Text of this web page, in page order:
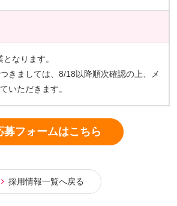
なります。
きましては、8/18以降順次確認の上、メ
いただきます。
募フォームはこちら
採用情報一覧へ戻る